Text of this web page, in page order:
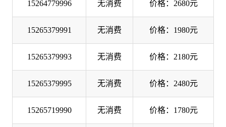
15264779996 无消费 价格：2680元
15265379991 无消费 价格：1980元
15265379993 无消费 价格：2180元
15265379995 无消费 价格：2480元
15265719990 无消费 价格：1780元